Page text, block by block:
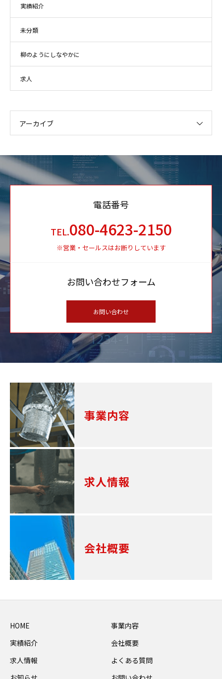
実績紹介
未分類
柳のようにしなやかに
求人
アーカイブ
電話番号
TEL.080-4623-2150
※営業・セールスはお断りしています
お問い合わせフォーム
お問い合わせ
事業内容
求人情報
会社概要
HOME
事業内容
実績紹介
会社概要
求人情報
よくある質問